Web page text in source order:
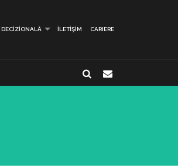
DECIZIONALĂ İLETIŞIM CARIERE